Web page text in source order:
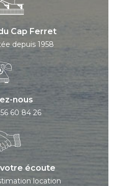
Cap Ferret
depuis 1958
nous
60 84 26
écoute
location